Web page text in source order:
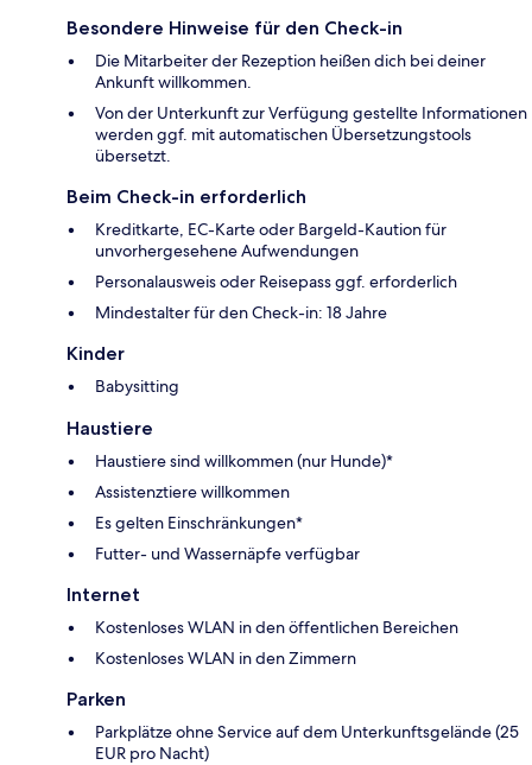
Besondere Hinweise für den Check-in
Die Mitarbeiter der Rezeption heißen dich bei deiner
Ankunft willkommen.
Von der Unterkunft zur Verfügung gestellte Informationen
werden ggf. mit automatischen Übersetzungstools
übersetzt.
Beim Check-in erforderlich
Kreditkarte, EC-Karte oder Bargeld-Kaution für
unvorhergesehene Aufwendungen
Personalausweis oder Reisepass ggf. erforderlich
Mindestalter für den Check-in: 18 Jahre
Kinder
Babysitting
Haustiere
Haustiere sind willkommen (nur Hunde)*
Assistenztiere willkommen
Es gelten Einschränkungen*
Futter- und Wassernäpfe verfügbar
Internet
Kostenloses WLAN in den öffentlichen Bereichen
Kostenloses WLAN in den Zimmern
Parken
Parkplätze ohne Service auf dem Unterkunftsgelände (25
EUR pro Nacht)